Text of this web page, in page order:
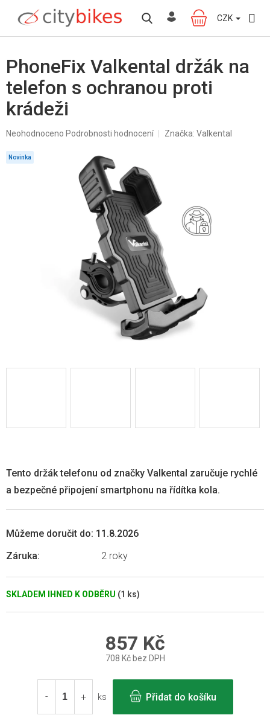
obsah
NÁKUPNÍ
KOŠÍK
CZK
PhoneFix Valkental držák na
telefon s ochranou proti
krádeži
Průměrné
produktu
je
Neohodnoceno Podrobnosti hodnocení Značka: Valkental
Novinka
SKLADEM IHNED K ODBĚRU (1 ks)
Můžeme doručit do: 11.8.2026
Záruka: 2 roky
Tento držák telefonu od značky Valkental zaručuje rychlé
a bezpečné připojení smartphonu na řídítka kola.
857 Kč
708 Kč bez DPH
cena:
ks
Přidat do košíku